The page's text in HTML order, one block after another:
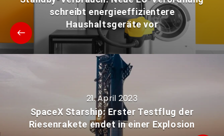
schreibt energieeffizientere
Haushaltsgeräte vor
21. April 2023
SpaceX Starship: Erster Testflug der
Riesenrakete endet in einer Explosion